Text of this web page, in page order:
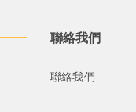
聯絡我們
聯絡我們